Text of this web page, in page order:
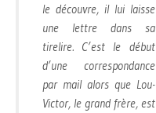
le découvre, il lui laisse
une lettre dans sa
tirelire. C’est le début
d’une correspondance
par mail alors que Lou-
Victor, le grand frère, est